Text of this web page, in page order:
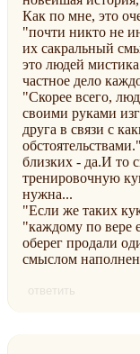
Как по мне, это
"почти никто не
их сакральный
это людей
частное дело
"Скорее всего,
своими руками
друга в связи с
близких - да.И то
тренировочную
нужна...
"Если же таких
"каждому по вере
оберег продали
смыслом
ответить